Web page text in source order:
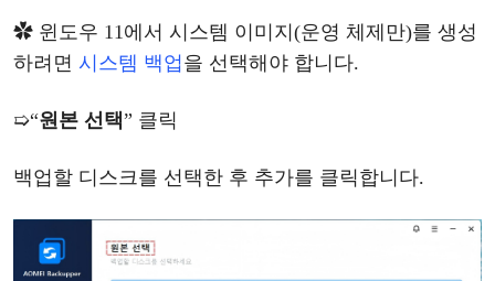
✿ 윈도우 11에서 시스템 이미지(운영 체제만)를 생성
하려면 시스템 백업 을 선택해야 합니다.
➯“원본 선택” 클릭
백업할 디스크를 선택한 후 추가를 클릭합니다.